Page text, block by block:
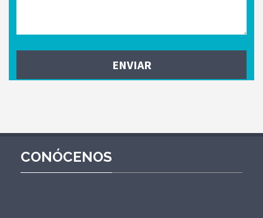
CONÓCENOS